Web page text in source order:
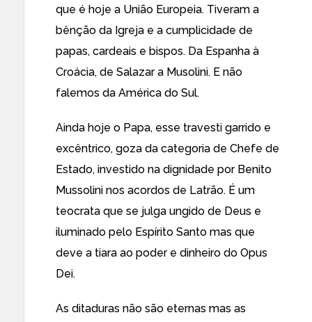
que é hoje a União Europeia. Tiveram a
bênção da Igreja e a cumplicidade de
papas, cardeais e bispos. Da Espanha à
Croácia, de Salazar a Musolini. E não
falemos da América do Sul.
Ainda hoje o Papa, esse travesti garrido e
excêntrico, goza da categoria de Chefe de
Estado, investido na dignidade por Benito
Mussolini nos acordos de Latrão. É um
teocrata que se julga ungido de Deus e
iluminado pelo Espírito Santo mas que
deve a tiara ao poder e dinheiro do Opus
Dei.
As ditaduras não são eternas mas as